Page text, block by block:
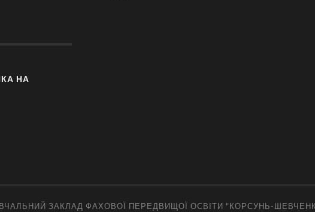
НА
ЗАКЛАД ФАХОВОЇ ПЕРЕДВИЩОЇ ОСВІТИ "КОРСУНЬ-